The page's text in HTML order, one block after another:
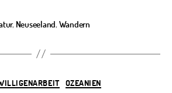
, Neuseeland, Wandern
KategorienOZEANIEN